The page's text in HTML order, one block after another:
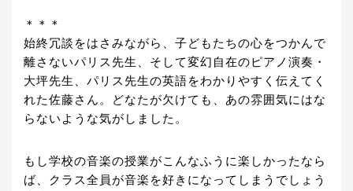
＊＊＊
始終冗談をはさみながら、子どもたちの心をつかんで
離さないパリス先生、そして変幻自在のピアノ演奏・
大坪先生、パリス先生の英語をわかりやすく伝えてく
れた佐藤さん。どなたが欠けても、あの雰囲気にはな
らないような気がしました。
もし学校の音楽の授業がこんなふうに楽しかったなら
ば、クラス全員が音楽を好きになってしまうでしょう